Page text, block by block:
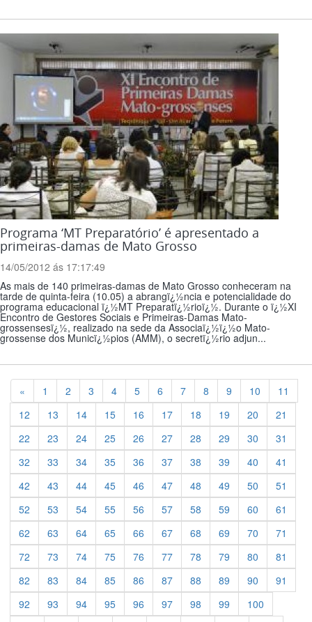
Programa ‘MT Preparatório’ é apresentado a
primeiras-damas de Mato Grosso
14/05/2012 ás 17:17:49
As mais de 140 primeiras-damas de Mato Grosso conheceram na
tarde de quinta-feira (10.05) a abrangï¿½ncia e potencialidade do
programa educacional ï¿½MT Preparatï¿½rioï¿½. Durante o ï¿½XI
Encontro de Gestores Sociais e Primeiras-Damas Mato-
grossensesï¿½, realizado na sede da Associaï¿½ï¿½o Mato-
grossense dos Municï¿½pios (AMM), o secretï¿½rio adjun...
« Previous
1 2 3 4 5 6 7 8 9 10
11
12
13 14 15 16 17 18 19 20
21
22
23 24 25 26 27 28 29 30
31
32
33 34 35 36 37 38 39 40
41
42
43 44 45 46 47 48 49 50
51
52
53 54 55 56 57 58 59 60
61
62
63 64 65 66 67 68 69 70
71
72
73 74 75 76 77 78 79 80
81
82
83 84 85 86 87 88 89 90
91
92
93 94 95 96 97 98 99
100